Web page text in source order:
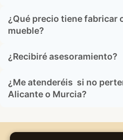
¿Qué precio tiene fabricar
mueble?
¿Recibiré asesoramiento?
¿Me atenderéis si no
Alicante o Murcia?